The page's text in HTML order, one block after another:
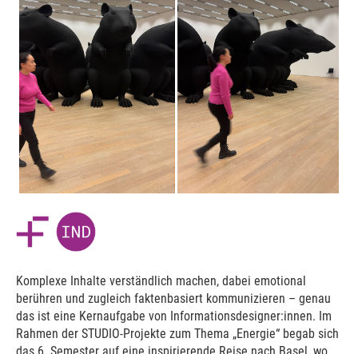
Komplexe Inhalte verständlich machen, dabei emotional
berühren und zugleich faktenbasiert kommunizieren – genau
das ist eine Kernaufgabe von Informationsdesigner:innen. Im
Rahmen der STUDIO-Projekte zum Thema „Energie“ begab sich
das 6. Semester auf eine inspirierende Reise nach Basel, wo